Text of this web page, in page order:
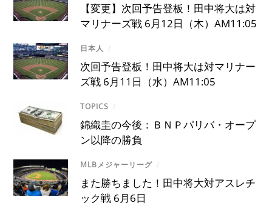
【変更】次回予告登板！田中将大は対
マリナーズ戦 6月12日（木）AM11:05
日本人 /
次回予告登板！田中将大は対マリナー
ズ戦 6月11日（水）AM11:05
TOPICS /
錦織圭の今後：ＢＮＰパリバ・オープ
ン以降の勝負
MLBメジャーリーグ /
また勝ちました！田中将大対アスレチ
ック戦 6月6日